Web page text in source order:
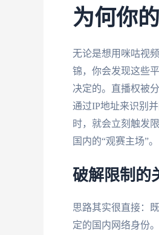
为何你
无论是想用咪咕视
锦，你会发现这些
决定的。直播权被
通过IP地址来识别
时，就会立刻触发
国内的“观赛主场”。
破解限制的
思路其实很直接：
定的国内网络身份